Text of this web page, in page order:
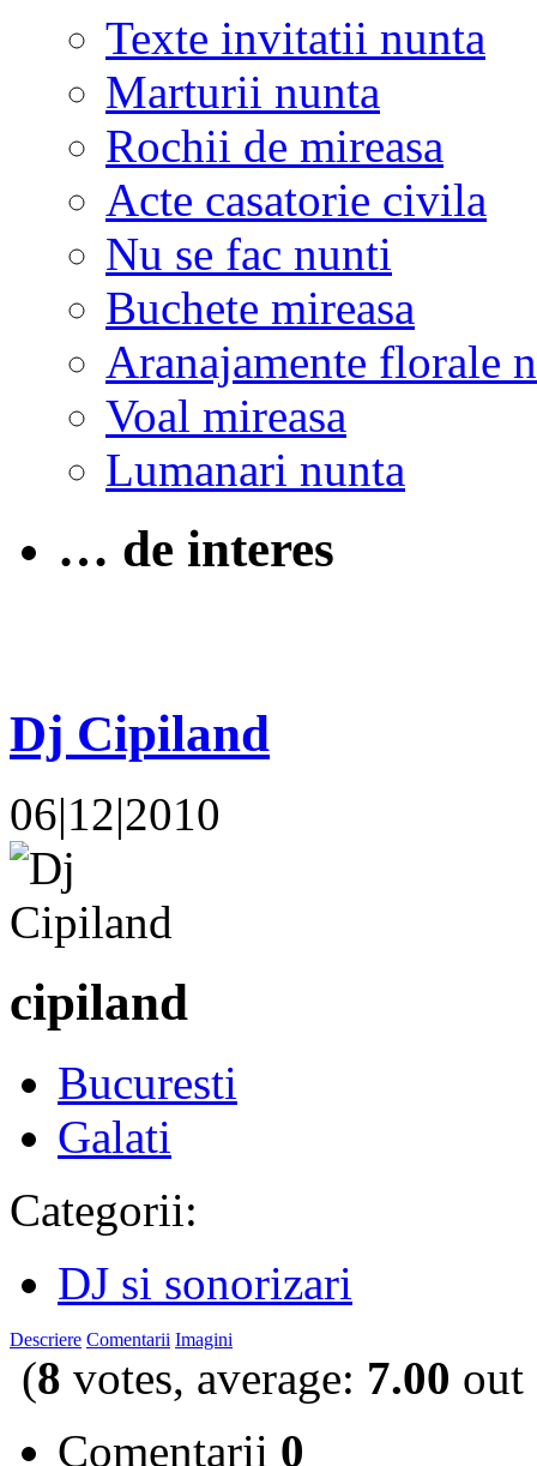
Texte invitatii nunta
Marturii nunta
Rochii de mireasa
Acte casatorie civila
Nu se fac nunti
Buchete mireasa
Aranajamente florale
Voal mireasa
Lumanari nunta
… de interes
Dj Cipiland
06|12|2010
cipiland
Bucuresti
Galati
Categorii:
DJ si sonorizari
Descriere Comentarii Imagini
(8 votes, average: 7.00 out
Comentarii 0